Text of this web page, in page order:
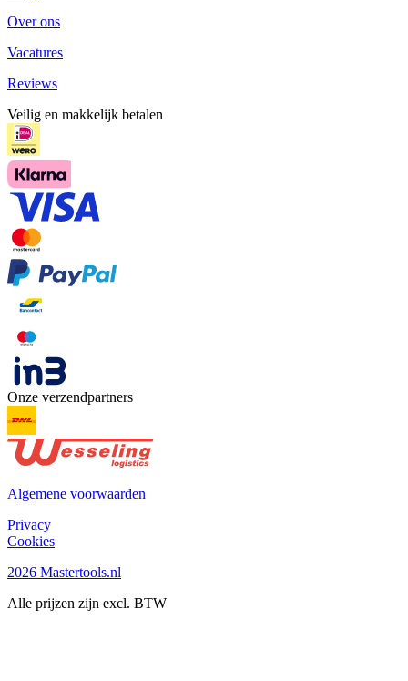
Over ons
Vacatures
Reviews
Veilig en makkelijk betalen
Onze verzendpartners
Algemene voorwaarden
Privacy
Cookies
2026 Mastertools.nl
Alle prijzen zijn excl. BTW